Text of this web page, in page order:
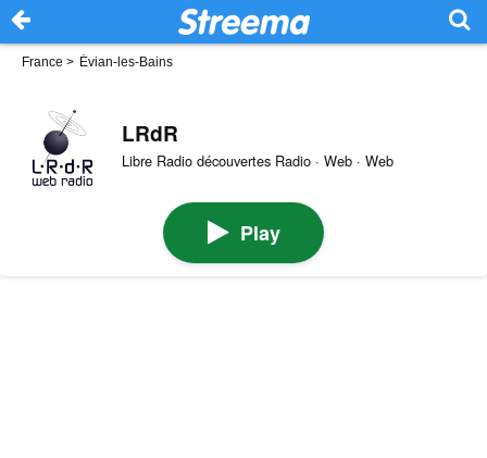
France > Évian-les-Bains
LRdR
Libre Radio découvertes Radio · Web · Web
Play